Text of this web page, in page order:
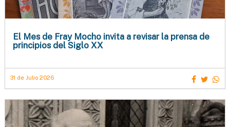
El Mes de Fray Mocho invita a revisar la prensa de
principios del Siglo XX
31 de Julio 2026